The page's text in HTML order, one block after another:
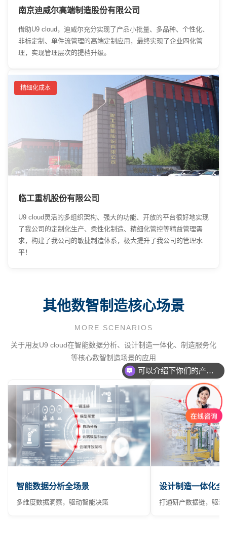
南京迪威尔高端制造股份有限公司
借助U9 cloud，迪威尔充分实现了产品小批量、多品种、个性化、
非标定制、单件流管理的高端定制应用，最终实现了企业四化管
理，实现管理层次的提档升级。
精细化成本
临工重机股份有限公司
U9 cloud灵活的多组织架构、强大的功能、开放的平台很好地实现
了我公司的定制化生产、柔性化制造、精细化管控等精益管理需
求，构建了我公司的敏捷制造体系，极大提升了我公司的管理水
平！
其他数智制造核心场景
MORE SCENARIOS
关于用友U9 cloud在智能数据分析、设计制造一体化、制造服务化
等核心数智制造场景的应用
智能数据分析全场景
多维度数据洞察，驱动智能决策
设计制造一体化全
打通研产数据链，驱动
你们是怎么收费的呢？